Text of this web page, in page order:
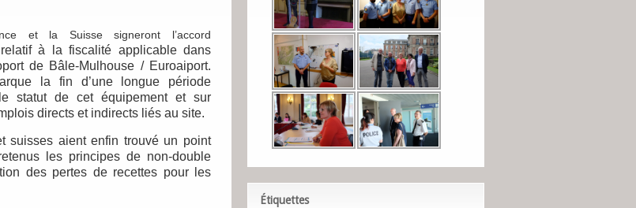
et la Suisse signeront l’accord
relatif à la fiscalité applicable dans
de Bâle-Mulhouse / Euroaiport.
la fin d’une longue période
statut de cet équipement et sur
directs et indirects liés au site.
suisses aient enfin trouvé un point
les principes de non-double
des pertes de recettes pour les
Étiquettes